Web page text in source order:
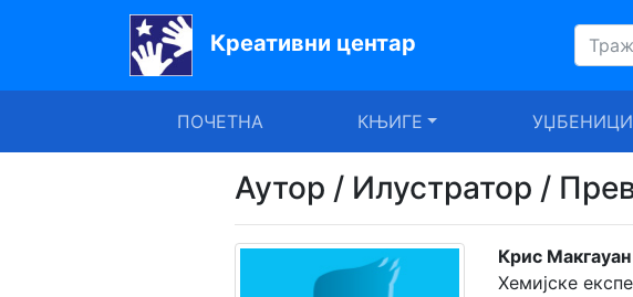
Креативни центар
ПОЧЕТНА КЊИГЕ УЏБЕНИЦИ
Почетна
Аутор / Илустратор /
Крис Макгауан
Хемијске